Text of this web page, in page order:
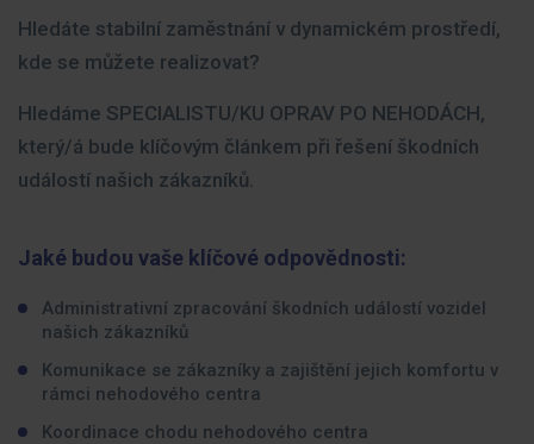
Hledáte stabilní zaměstnání v dynamickém prostředí,
kde se můžete realizovat?
Hledáme SPECIALISTU/KU OPRAV PO NEHODÁCH,
který/á bude klíčovým článkem při řešení škodních
událostí našich zákazníků.
Jaké budou vaše klíčové odpovědnosti:
Administrativní zpracování škodních událostí vozidel
našich zákazníků
Komunikace se zákazníky a zajištění jejich komfortu v
rámci nehodového centra
Koordinace chodu nehodového centra